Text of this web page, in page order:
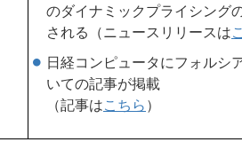
のダイナミックプライシング
される（ニュースリリースは
日経コンピュータにフォルシ
いての記事が掲載
（記事はこちら ）